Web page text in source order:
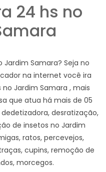
24 hs no
Jardim Samara? Seja no
na internet você ira
Jardim Samara , mais
que atua há mais de 05
desratização,
de insetos no Jardim
ratos, percevejos,
cupins, remoção de
morcegos.